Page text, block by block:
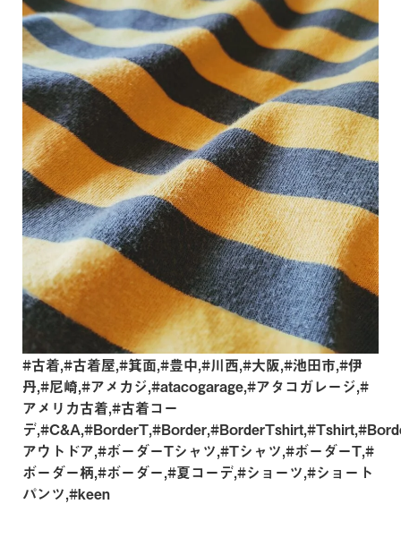
#古着,#古着屋,#箕面,#豊中,#川西,#大阪,#池田市,#伊
丹,#尼崎,#アメカジ,#atacogarage,#アタコガレージ,#
アメリカ古着,#古着コー
デ
アウトドア,#ボーダーTシャツ,#Tシャツ,#ボーダーT,#
ボーダー柄,#ボーダー,#夏コーデ,#ショーツ,#ショート
パンツ,#keen